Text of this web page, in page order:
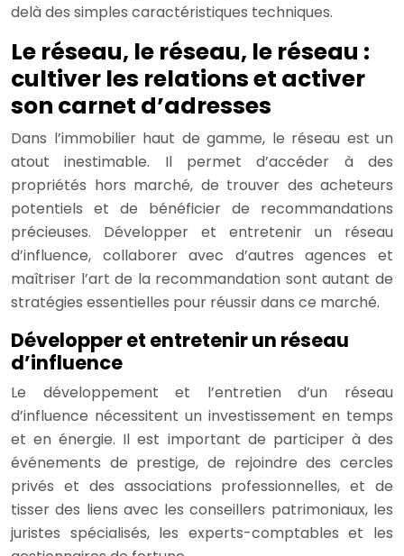
delà des simples caractéristiques techniques.
Le réseau, le réseau, le réseau :
cultiver les relations et activer
son carnet d’adresses
Dans l’immobilier haut de gamme, le réseau est un
atout inestimable. Il permet d’accéder à des
propriétés hors marché, de trouver des acheteurs
potentiels et de bénéficier de recommandations
précieuses. Développer et entretenir un réseau
d’influence, collaborer avec d’autres agences et
maîtriser l’art de la recommandation sont autant de
stratégies essentielles pour réussir dans ce marché.
Développer et entretenir un réseau
d’influence
Le développement et l’entretien d’un réseau
d’influence nécessitent un investissement en temps
et en énergie. Il est important de participer à des
événements de prestige, de rejoindre des cercles
privés et des associations professionnelles, et de
tisser des liens avec les conseillers patrimoniaux, les
juristes spécialisés, les experts-comptables et les